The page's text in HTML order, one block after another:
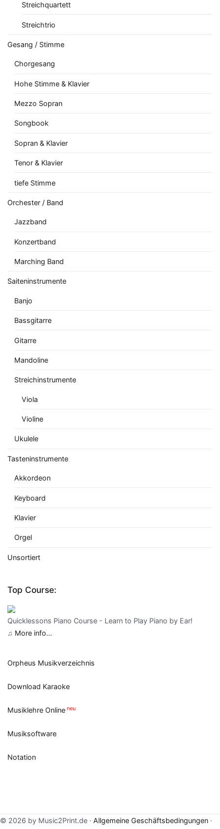
Streichquartett
Streichtrio
Gesang / Stimme
Chorgesang
Hohe Stimme & Klavier
Mezzo Sopran
Songbook
Sopran & Klavier
Tenor & Klavier
tiefe Stimme
Orchester / Band
Jazzband
Konzertband
Marching Band
Saiteninstrumente
Banjo
Bassgitarre
Gitarre
Mandoline
Streichinstrumente
Viola
Violine
Ukulele
Tasteninstrumente
Akkordeon
Keyboard
Klavier
Orgel
Unsortiert
Top Course:
Quicklessons Piano Course - Learn to Play Piano by Ear!
♫ More info...
Orpheus Musikverzeichnis
Download Karaoke
Musiklehre Online neu
Musiksoftware
Notation
© 2026 by Music2Print.de · Allgemeine Geschäftsbedingungen ·